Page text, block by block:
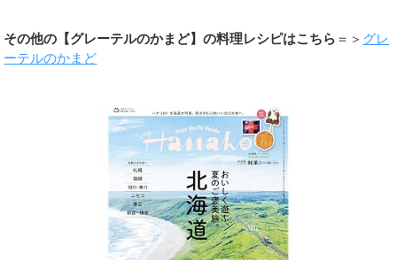
その他の【グレーテルのかまど】の料理レシピはこちら ＝＞ グレ
ーテルのかまど